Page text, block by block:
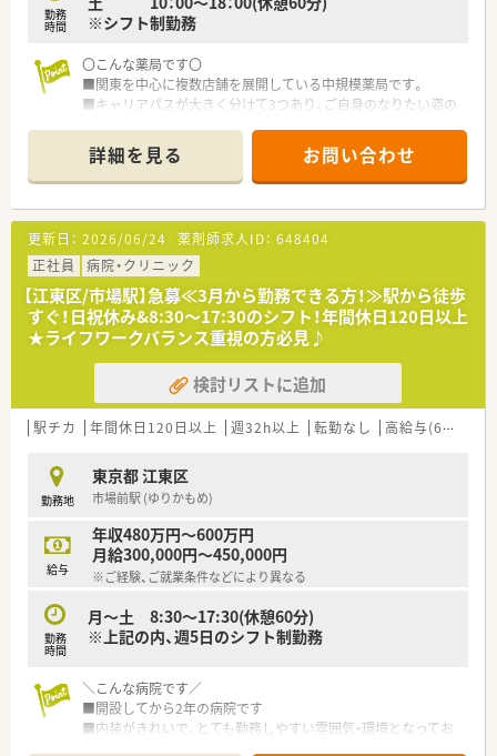
勤務
時間
※シフト制勤務
〇こんな薬局です〇
■関東を中心に複数店舗を展開している中規模薬局です。
■キャリアパスが大きく分けて3つあり、ご自身のなりたい姿の
■商業施設が近くに2つあり、帰りのお買いものも楽しめます。
…メイン処方元の閉院時間が薬局より早めなこともあり、残業
はあまりありません★
■うれしい社宅制度あり！
…地域限定・全国転勤など選択が可能です。
■薬剤師複数名在籍！安心してお仕事出来る環境です。
詳細を見る お問い合わせ
更新日： 2026/06/24 薬剤師求人ID： 648404
正社員
病院・クリニック
【江東区/市場駅】急募≪3月から勤務できる方！≫駅から徒歩
すぐ！日祝休み&8:30～17:30のシフト！年間休日120日以上
★ライフワークバランス重視の方必見♪
検討リストに追加
駅チカ 年間休日120日以上 週32h以上 転勤なし 高給与(600万円以上)
勤務地
東京都 江東区
市場前駅 (ゆりかもめ)
給与
年収480万円～600万円
月給300,000円～450,000円
※ご経験、ご就業条件などにより異なる
勤務
時間
月～土 8:30～17:30(休憩60分)
※上記の内、週5日のシフト制勤務
＼こんな病院です／
■開設してから2年の病院です
■内装がきれいで、とても勤務しやすい雰囲気・環境となってお